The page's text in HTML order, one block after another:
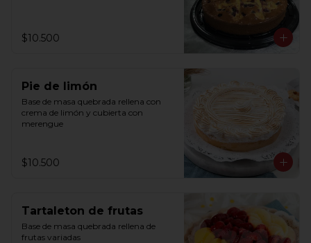
$10.500
Pie de limón
Base de masa quebrada rellena con
crema de limón y cubierta con
merengue
$10.500
Tartaleton de frutas
Base de masa quebrada rellena de
frutas variadas